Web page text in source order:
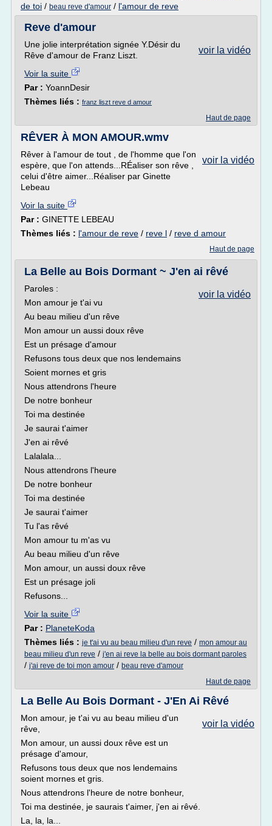
de toi / beau reve d'amour / l'amour de reve
Reve d'amour
voir la vidéo
Une jolie interprétation signée Y.Désir du
Rêve d'amour de Franz Liszt.
Voir la suite
Par : YoannDesir
Thèmes liés : franz liszt reve d amour
Haut de page
RÊVER À MON AMOUR.wmv
voir la vidéo
Rêver à l'amour de tout , de l'homme que l'on
espère, que l'on attends...RÉaliser son rêve ,
celui d'être aimer...Réaliser par Ginette
Lebeau
Voir la suite
Par : GINETTE LEBEAU
Thèmes liés : l'amour de reve / reve l / reve d amour
Haut de page
La Belle au Bois Dormant ~ J'en ai rêvé
voir la vidéo
Paroles :
Mon amour je t'ai vu
Au beau milieu d'un rêve
Mon amour un aussi doux rêve
Est un présage d'amour
Refusons tous deux que nos lendemains
Soient mornes et gris
Nous attendrons l'heure
De notre bonheur
Toi ma destinée
Je saurai t'aimer
J'en ai rêvé
Lalalala...
Nous attendrons l'heure
De notre bonheur
Toi ma destinée
Je saurai t'aimer
Tu l'as rêvé
Mon amour tu m'as vu
Au beau milieu d'un rêve
Mon amour, un aussi doux rêve
Est un présage joli
Refusons...
Voir la suite
Par : PlaneteKoda
Thèmes liés : je t'ai vu au beau milieu d'un reve / mon amour au
beau milieu d'un reve / j'en ai reve la belle au bois dormant paroles
/ j'ai reve de toi mon amour / beau reve d'amour
Haut de page
La Belle Au Bois Dormant - J'En Ai Rêvé
voir la vidéo
Mon amour, je t'ai vu au beau milieu d'un
rêve,
Mon amour, un aussi doux rêve est un
présage d'amour,
Refusons tous deux que nos lendemains
soient mornes et gris.
Nous attendrons l'heure de notre bonheur,
Toi ma destinée, je saurais t'aimer, j'en ai rêvé.
La, la, la...